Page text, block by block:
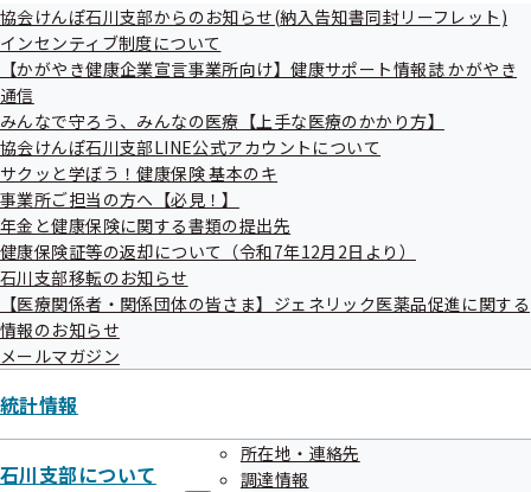
メ
協会けんぽ石川支部からのお知らせ(納入告知書同封リーフレット)
インセンティブ制度について
【かがやき健康企業宣言事業所向け】健康サポート情報誌 かがやき
通信
みんなで守ろう、みんなの医療【上手な医療のかかり方】
協会けんぽ石川支部LINE公式アカウントについて
サクッと学ぼう！健康保険 基本のキ
事業所ご担当の方へ【必見！】
年金と健康保険に関する書類の提出先
健康保険証等の返却について（令和7年12月2日より）
石川支部移転のお知らせ
【医療関係者・関係団体の皆さま】ジェネリック医薬品促進に関する
情報のお知らせ
メールマガジン
統計情報
石川支部について
所在地・連絡先
調達情報
されなくなり、血液中にたまって血糖値が高い状態が続きま
す。
この状態を「糖尿病」というのです！
糖尿病はなぜ怖い？
糖尿病自体は、直接命に関わる病気ではありませんが、自覚
症状がないまま進行して、合併症を起こすことが大きな問題
なのです。なかでも糖尿病特有な「三大合併症」をご紹介し
ます。